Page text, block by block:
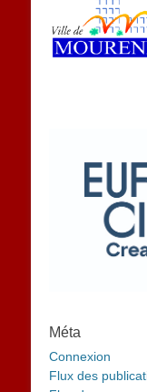
Méta
Connexion
Flux des